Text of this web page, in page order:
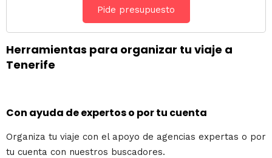
Pide presupuesto
Herramientas para organizar tu viaje a
Tenerife
Con ayuda de expertos o por tu cuenta
Organiza tu viaje con el apoyo de agencias expertas o por
tu cuenta con nuestros buscadores.